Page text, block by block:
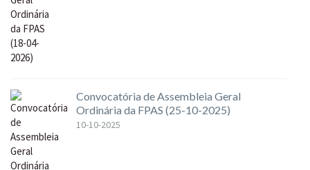
Convocatória de Assembleia Geral
Ordinária da FPAS (25-10-2025)
10-10-2025